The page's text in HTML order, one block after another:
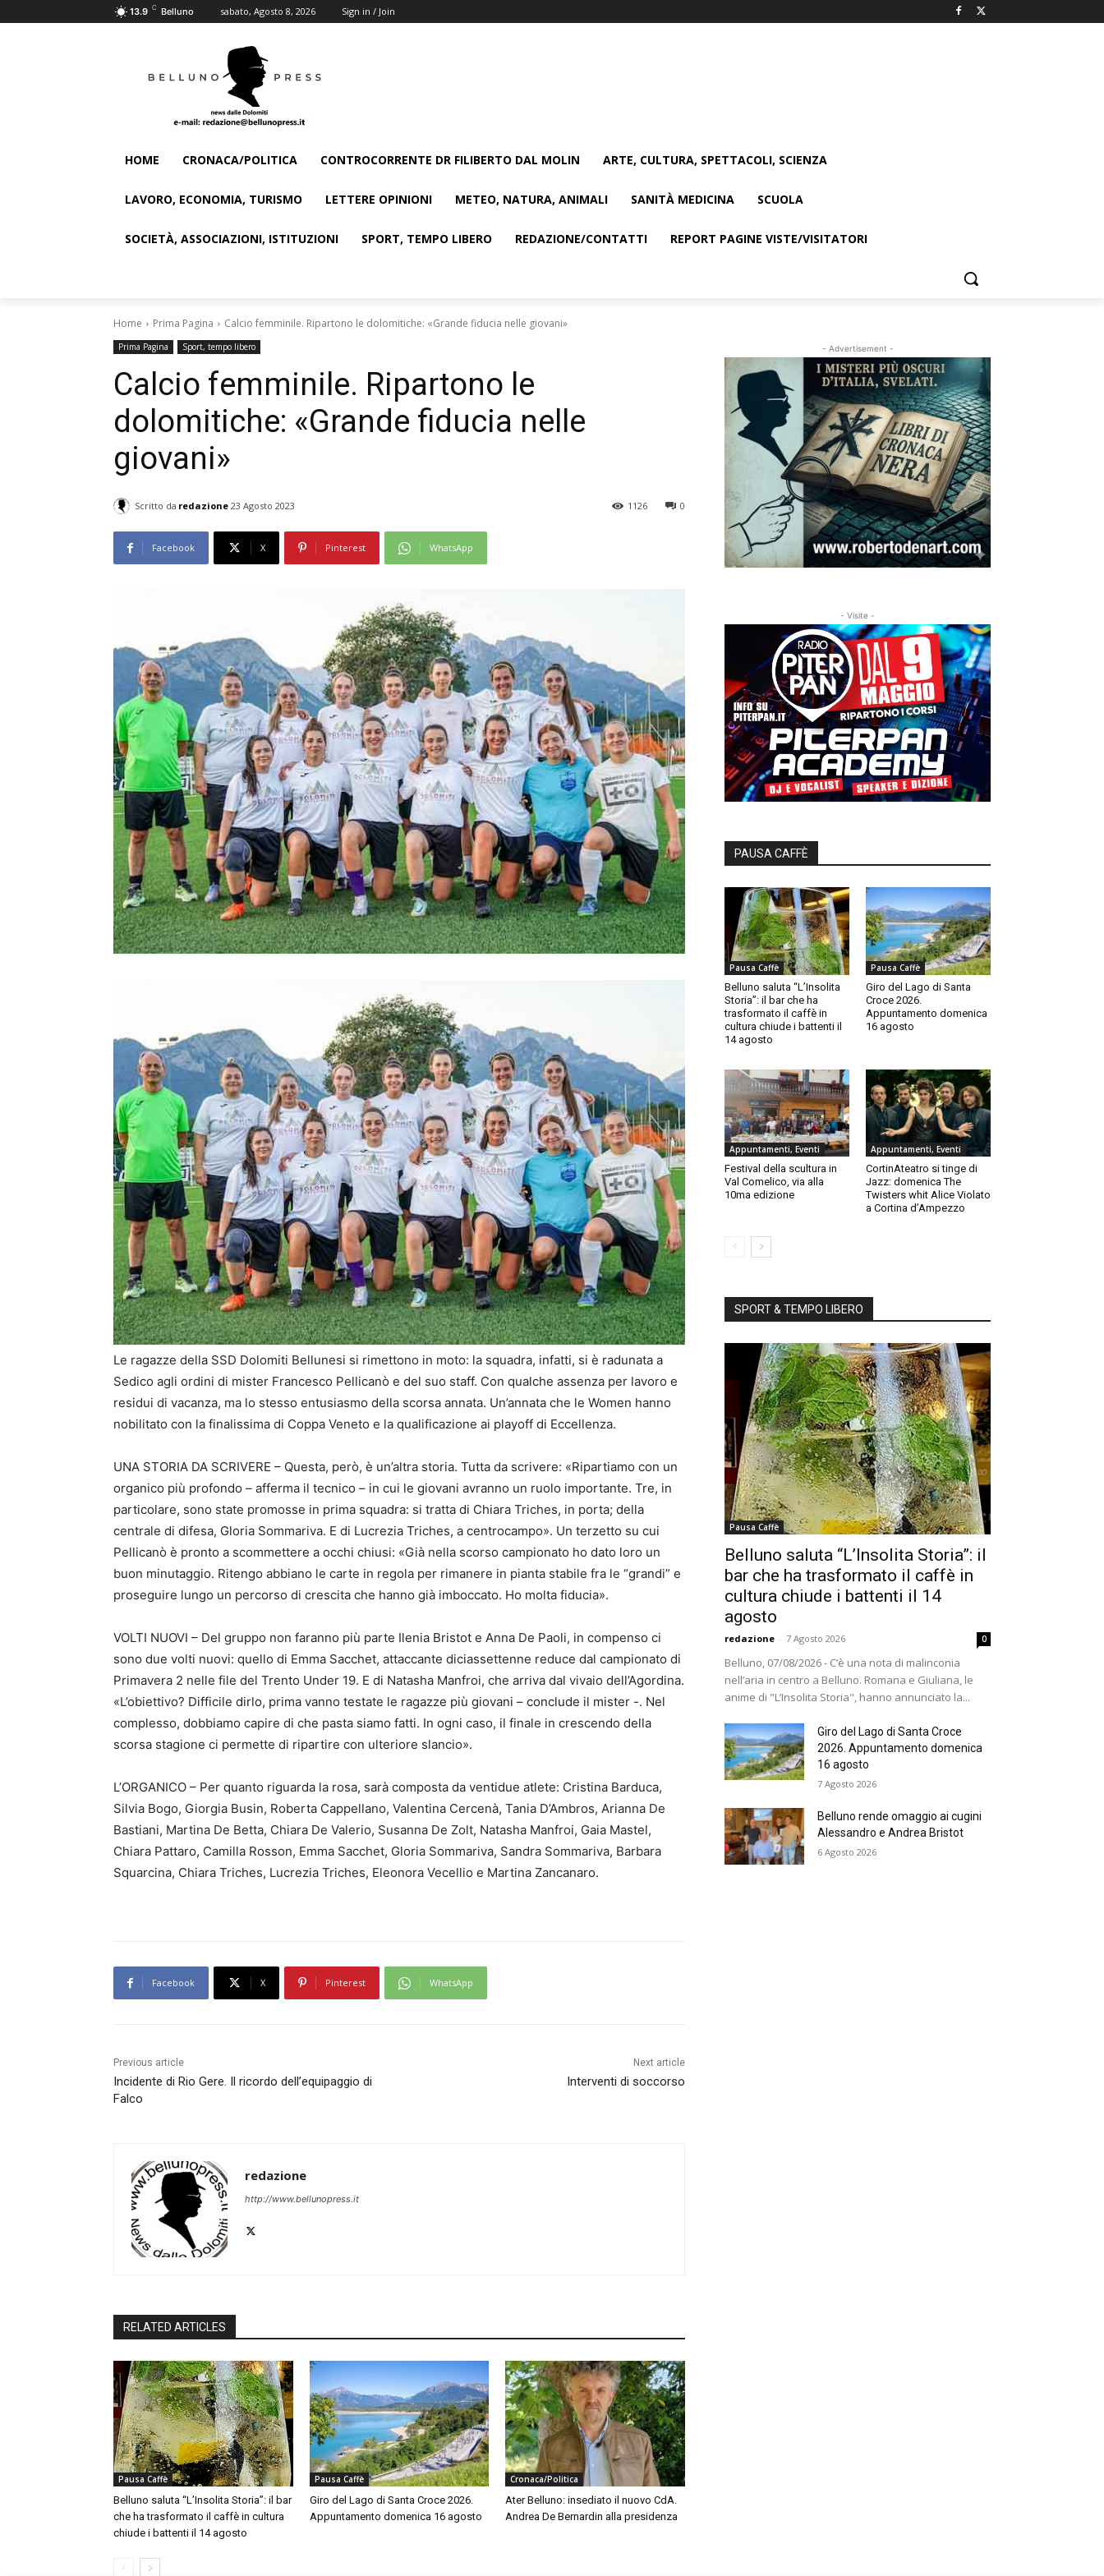
13.9 C Belluno sabato, Agosto 8, 2026 Sign in / Join
HOME CRONACA/POLITICA CONTROCORRENTE DR FILIBERTO DAL MOLIN ARTE, CULTURA, SPETTACOLI, SCIENZA
LAVORO, ECONOMIA, TURISMO LETTERE OPINIONI METEO, NATURA, ANIMALI SANITÀ MEDICINA SCUOLA
SOCIETÀ, ASSOCIAZIONI, ISTITUZIONI SPORT, TEMPO LIBERO REDAZIONE/CONTATTI REPORT PAGINE VISTE/VISITATORI
Home Prima Pagina Calcio femminile. Ripartono le dolomitiche: «Grande fiducia nelle giovani»
Prima Pagina Sport, tempo libero
Calcio femminile. Ripartono le
dolomitiche: «Grande fiducia nelle
giovani»
Scritto da redazione 23 Agosto 2023 0
1126
Facebook X Pinterest WhatsApp
Le ragazze della SSD Dolomiti Bellunesi si rimettono in moto: la squadra, infatti, si è radunata a
Sedico agli ordini di mister Francesco Pellicanò e del suo staff. Con qualche assenza per lavoro e
residui di vacanza, ma lo stesso entusiasmo della scorsa annata. Un’annata che le Women hanno
nobilitato con la finalissima di Coppa Veneto e la qualificazione ai playoff di Eccellenza.
UNA STORIA DA SCRIVERE – Questa, però, è un’altra storia. Tutta da scrivere: «Ripartiamo con un
organico più profondo – afferma il tecnico – in cui le giovani avranno un ruolo importante. Tre, in
particolare, sono state promosse in prima squadra: si tratta di Chiara Triches, in porta; della
centrale di difesa, Gloria Sommariva. E di Lucrezia Triches, a centrocampo». Un terzetto su cui
Pellicanò è pronto a scommettere a occhi chiusi: «Già nella scorso campionato ho dato loro un
buon minutaggio. Ritengo abbiano le carte in regola per rimanere in pianta stabile fra le “grandi” e
proseguire lungo un percorso di crescita che hanno già imboccato. Ho molta fiducia».
VOLTI NUOVI – Del gruppo non faranno più parte Ilenia Bristot e Anna De Paoli, in compenso ci
sono due volti nuovi: quello di Emma Sacchet, attaccante diciassettenne reduce dal campionato di
Primavera 2 nelle file del Trento Under 19. E di Natasha Manfroi, che arriva dal vivaio dell’Agordina.
«L’obiettivo? Difficile dirlo, prima vanno testate le ragazze più giovani – conclude il mister -. Nel
complesso, dobbiamo capire di che pasta siamo fatti. In ogni caso, il finale in crescendo della
scorsa stagione ci permette di ripartire con ulteriore slancio».
L’ORGANICO – Per quanto riguarda la rosa, sarà composta da ventidue atlete: Cristina Barduca,
Silvia Bogo, Giorgia Busin, Roberta Cappellano, Valentina Cercenà, Tania D’Ambros, Arianna De
Bastiani, Martina De Betta, Chiara De Valerio, Susanna De Zolt, Natasha Manfroi, Gaia Mastel,
Chiara Pattaro, Camilla Rosson, Emma Sacchet, Gloria Sommariva, Sandra Sommariva, Barbara
Squarcina, Chiara Triches, Lucrezia Triches, Eleonora Vecellio e Martina Zancanaro.
Facebook X Pinterest WhatsApp
Previous article
Incidente di Rio Gere. Il ricordo dell’equipaggio di
Falco
Next article
Interventi di soccorso
redazione
http://www.bellunopress.it
RELATED ARTICLES
Pausa Caffè
Belluno saluta “L’Insolita Storia”: il bar
che ha trasformato il caffè in cultura
chiude i battenti il 14 agosto
Pausa Caffè
Giro del Lago di Santa Croce 2026.
Appuntamento domenica 16 agosto
Cronaca/Politica
Ater Belluno: insediato il nuovo CdA.
Andrea De Bernardin alla presidenza
- Advertisement -
- Visite -
PAUSA CAFFÈ
Pausa Caffè
Belluno saluta “L’Insolita
Storia”: il bar che ha
trasformato il caffè in
cultura chiude i battenti il
14 agosto
Pausa Caffè
Giro del Lago di Santa
Croce 2026.
Appuntamento domenica
16 agosto
Appuntamenti, Eventi
Festival della scultura in
Val Comelico, via alla
10ma edizione
Appuntamenti, Eventi
CortinAteatro si tinge di
Jazz: domenica The
Twisters whit Alice Violato
a Cortina d’Ampezzo
SPORT & TEMPO LIBERO
Pausa Caffè
Belluno saluta “L’Insolita Storia”: il
bar che ha trasformato il caffè in
cultura chiude i battenti il 14
agosto
redazione - 7 Agosto 2026 0
Belluno, 07/08/2026 - C’è una nota di malinconia
nell’aria in centro a Belluno. Romana e Giuliana, le
anime di "L’Insolita Storia", hanno annunciato la...
Giro del Lago di Santa Croce
2026. Appuntamento domenica
16 agosto
7 Agosto 2026
Belluno rende omaggio ai cugini
Alessandro e Andrea Bristot
6 Agosto 2026